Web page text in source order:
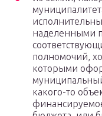
наделенными
полномочий,
которыми
какого-то